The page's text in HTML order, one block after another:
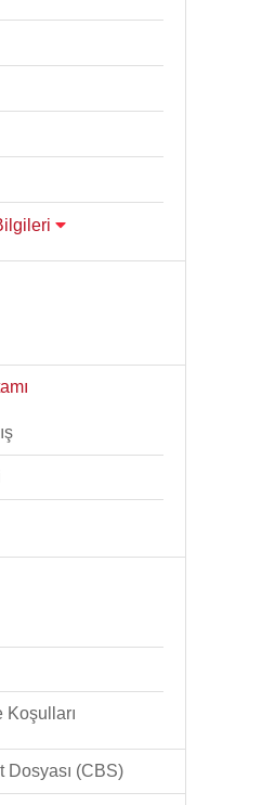
Dosyası (CBS)